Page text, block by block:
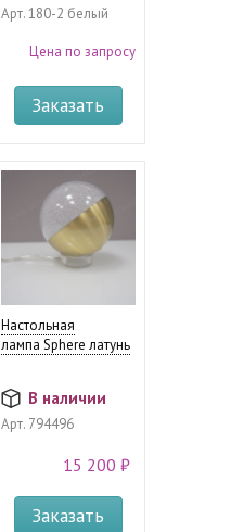
Арт.180-2 белый
Цена по запросу
Заказать
Настольная
лампа Sphere латунь
В наличии
Арт.794496
15 200 ₽
Заказать